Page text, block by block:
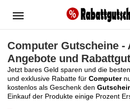
Menü
Computer Gutscheine -
Angebote und
Jetzt bares Geld sparen und die
und exklusive Rabatte für Computer
kostenlos als Geschenk den
Einkauf der Produkte einige Prozent